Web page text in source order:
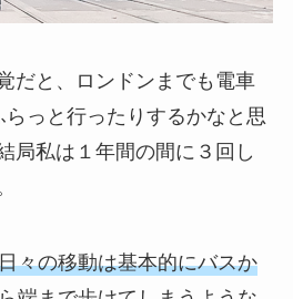
だと、ロンドンまでも電車
っと行ったりするかなと思
局私は１年間の間に３回し
々の移動は基本的にバスか